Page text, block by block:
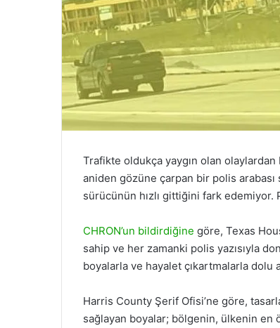
Trafikte oldukça yaygın olan
aniden gözüne çarpan bir polis arabası
sürücünün hızlı gittiğini fark edemiyor.
CHRON’un bildirdiğine göre, Texas
sahip ve her zamanki polis yazısıyla
boyalarla ve hayalet çıkartmalarla dolu
Harris County Şerif Ofisi’ne göre,
sağlayan boyalar; bölgenin, ülkenin en